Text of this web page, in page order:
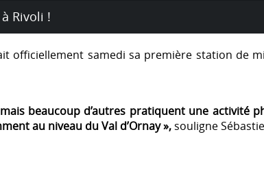
Rivoli !
officiellement samedi sa première station de
beaucoup d’autres pratiquent une activité
au niveau du Val d’Ornay »,souligne